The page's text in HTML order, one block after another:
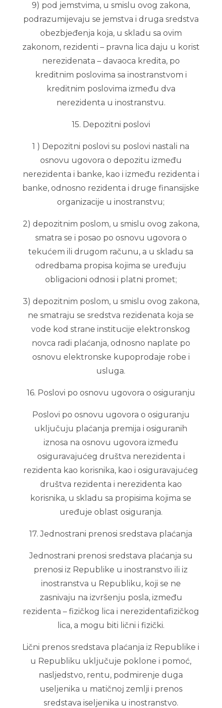
9) pod jemstvima, u smislu ovog zakona,
podrazumijevaju se jemstva i druga sredstva
obezbjeđenja koja, u skladu sa ovim
zakonom, rezidenti – pravna lica daju u korist
nerezidenata – davaoca kredita, po
kreditnim poslovima sa inostranstvom i
kreditnim poslovima između dva
nerezidenta u inostranstvu.
15. Depozitni poslovi
1 ) Depozitni poslovi su poslovi nastali na
osnovu ugovora o depozitu između
nerezidenta i banke, kao i između rezidenta i
banke, odnosno rezidenta i druge finansijske
organizacije u inostranstvu;
2) depozitnim poslom, u smislu ovog zakona,
smatra se i posao po osnovu ugovora o
tekućem ili drugom računu, a u skladu sa
odredbama propisa kojima se uređuju
obligacioni odnosi i platni promet;
3) depozitnim poslom, u smislu ovog zakona,
ne smatraju se sredstva rezidenata koja se
vode kod strane institucije elektronskog
novca radi plaćanja, odnosno naplate po
osnovu elektronske kupoprodaje robe i
usluga.
16. Poslovi po osnovu ugovora o osiguranju
Poslovi po osnovu ugovora o osiguranju
uključuju plaćanja premija i osiguranih
iznosa na osnovu ugovora između
osiguravajućeg društva nerezidenta i
rezidenta kao korisnika, kao i osiguravajućeg
društva rezidenta i nerezidenta kao
korisnika, u skladu sa propisima kojima se
uređuje oblast osiguranja.
17. Jednostrani prenosi sredstava plaćanja
Jednostrani prenosi sredstava plaćanja su
prenosi iz Republike u inostranstvo ili iz
inostranstva u Republiku, koji se ne
zasnivaju na izvršenju posla, između
rezidenta – fizičkog lica i nerezidentafizičkog
lica, a mogu biti lični i fizički.
Lični prenos sredstava plaćanja iz Republike i
u Republiku uključuje poklone i pomoć,
nasljedstvo, rentu, podmirenje duga
useljenika u matičnoj zemlji i prenos
sredstava iseljenika u inostranstvo.